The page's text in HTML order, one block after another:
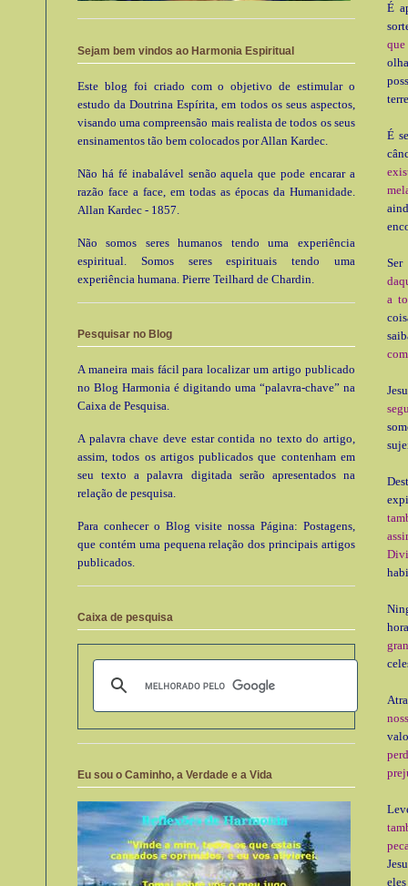
É
que
É
a
Sejam bem vindos ao Harmonia Espiritual
Este blog foi criado com o objetivo de estimular o
estudo da Doutrina Espírita, em todos os seus aspectos,
visando uma compreensão mais realista de todos os seus
ensinamentos tão bem colocados por Allan Kardec.
Não há fé inabalável senão aquela que pode encarar a
razão face a face, em todas as épocas da Humanidade.
Allan Kardec - 1857.
Não somos seres humanos tendo uma experiência
espiritual. Somos seres espirituais tendo uma
experiência humana. Pierre Teilhard de Chardin.
Pesquisar no Blog
A maneira mais fácil para localizar um artigo publicado
no Blog Harmonia é digitando uma “palavra-chave” na
Caixa de Pesquisa.
A palavra chave deve estar contida no texto do artigo,
assim, todos os artigos publicados que contenham em
seu texto a palavra digitada serão apresentados na
relação de pesquisa.
Para conhecer o Blog visite nossa Página: Postagens,
que contém uma pequena relação dos principais artigos
publicados.
Caixa de pesquisa
Eu sou o Caminho, a Verdade e a Vida